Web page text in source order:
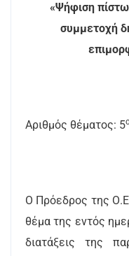
«Ψήφιση
συμμετοχή
Αριθμός θέματος: 5
Ο Πρόεδρος της
θέμα της εντός
διατάξεις της